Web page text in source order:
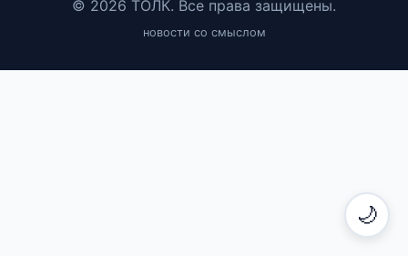
🌙
© 2026 ТОЛК. Все права защищены.
новости со смыслом